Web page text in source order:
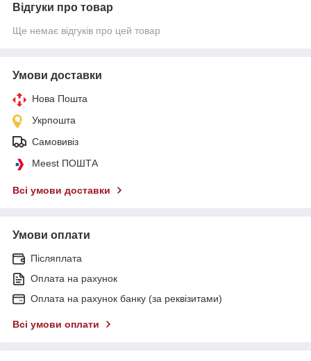
Відгуки про товар
Ще немає відгуків про цей товар
Умови доставки
Нова Пошта
Укрпошта
Самовивіз
Meest ПОШТА
Всі умови доставки
Умови оплати
Післяплата
Оплата на рахунок
Оплата на рахунок банку (за реквізитами)
Всі умови оплати